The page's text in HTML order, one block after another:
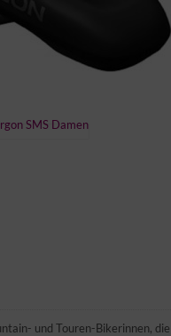
und Touren-Bikerinnen,